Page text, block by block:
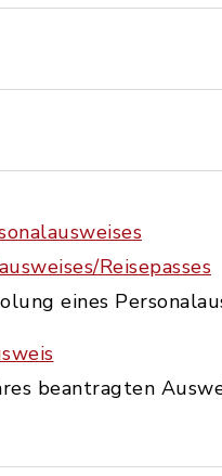
Reisepasses
eines
beantragten